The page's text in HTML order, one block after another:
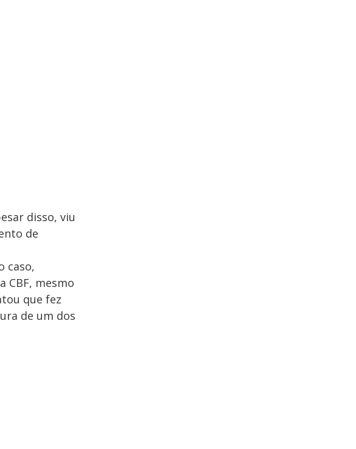
disso, viu
de
caso,
CBF, mesmo
que fez
de um dos